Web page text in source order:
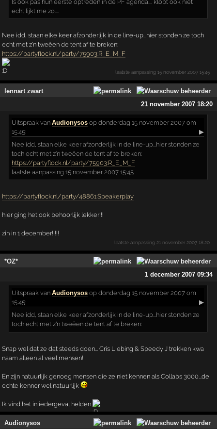
Is ook pas hun eerste optreden in de PF agenda.... klopt ook niet
echt lijkt me zo....
Nee idd, staan elke keer afzonderlijk in de line-up...hier stonden ze toch
echt met z'n tweëen de tent af te breken:
https://partyflock.nl/party/75903:R_E_M_F
laatste aanpassing15 november 2007 15:45
lennart zwart
21 november 2007 18:20
Uitspraak vanAudionysos op donderdag 15 november 2007 om
15:45:
▶
Nee idd, staan elke keer afzonderlijk in de line-up...hier stonden ze
toch echt met z'n tweëen de tent af te breken:
https://partyflock.nl/party/75903:R_E_M_F
laatste aanpassing 15 november 2007 15:45
https://partyflock.nl/party/48861:Speakerplay
hier ging het ook behoorlijk lekker!!!
zin in 1 december!!!!!
laatste aanpassing21 november 2007 18:20
*OZ*
1 december 2007 09:34
Uitspraak vanAudionysos op donderdag 15 november 2007 om
15:45:
▶
Nee idd, staan elke keer afzonderlijk in de line-up...hier stonden ze
toch echt met z'n tweëen de tent af te breken:
Snap wel dat ze dat steeds doen... Cris Liebing & Speedy J trekken kwa
naam alleen al veel mensen!
En zijn natuurlijk genoeg mensen die ze niet kennen als Collabs 3000...de
echte kenner wel natuurlijk
Ik vind het in iedergeval helden
Audionysos